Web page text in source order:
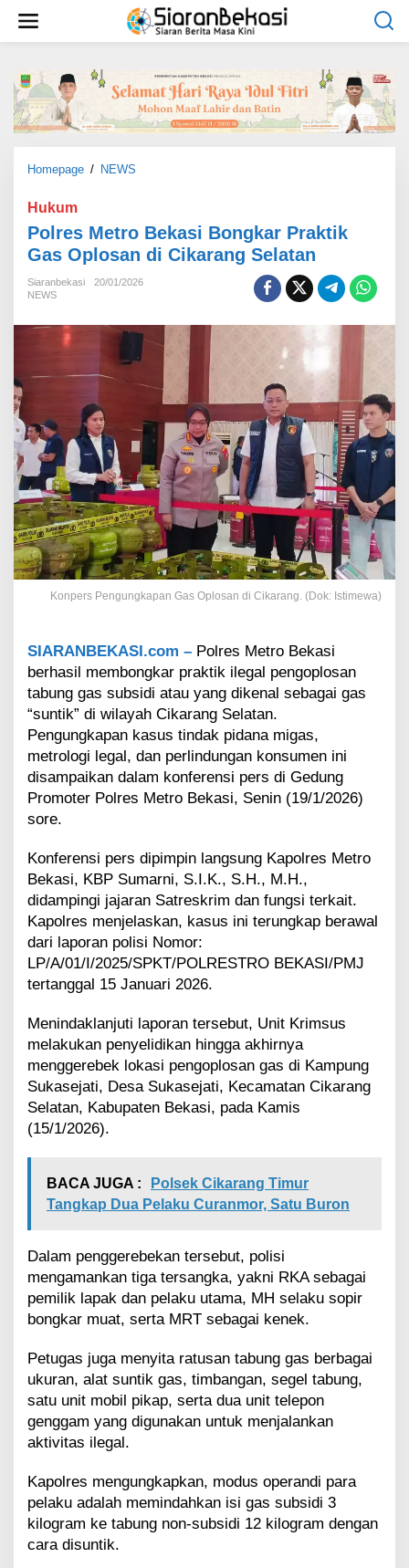
w
Homepage / NEWS
e
s
r
B
s
B
o
n
g
k
a
r
r
t
i
k
G
s
O
p
l
n
d
i
C
k
a
r
n
S
e
l
a
Hukum
Polres Metro Bekasi Bongkar Praktik
Gas Oplosan di Cikarang Selatan
Siaranbekasi
20/01/2026
NEWS
Konpers Pengungkapan Gas Oplosan di Cikarang. (Dok: Istimewa)
SIARANBEKASI.com – Polres Metro Bekasi
berhasil membongkar praktik ilegal pengoplosan
tabung gas subsidi atau yang dikenal sebagai gas
“suntik” di wilayah Cikarang Selatan.
Pengungkapan kasus tindak pidana migas,
metrologi legal, dan perlindungan konsumen ini
disampaikan dalam konferensi pers di Gedung
Promoter Polres Metro Bekasi, Senin (19/1/2026)
sore.
Konferensi pers dipimpin langsung Kapolres Metro
Bekasi, KBP Sumarni, S.I.K., S.H., M.H.,
didampingi jajaran Satreskrim dan fungsi terkait.
Kapolres menjelaskan, kasus ini terungkap berawal
dari laporan polisi Nomor:
LP/A/01/I/2025/SPKT/POLRESTRO BEKASI/PMJ
tertanggal 15 Januari 2026.
Menindaklanjuti laporan tersebut, Unit Krimsus
melakukan penyelidikan hingga akhirnya
menggerebek lokasi pengoplosan gas di Kampung
Sukasejati, Desa Sukasejati, Kecamatan Cikarang
Selatan, Kabupaten Bekasi, pada Kamis
(15/1/2026).
BACA JUGA :
Polsek Cikarang Timur
Tangkap Dua Pelaku Curanmor, Satu Buron
Dalam penggerebekan tersebut, polisi
mengamankan tiga tersangka, yakni RKA sebagai
pemilik lapak dan pelaku utama, MH selaku sopir
bongkar muat, serta MRT sebagai kenek.
Petugas juga menyita ratusan tabung gas berbagai
ukuran, alat suntik gas, timbangan, segel tabung,
satu unit mobil pikap, serta dua unit telepon
genggam yang digunakan untuk menjalankan
aktivitas ilegal.
Kapolres mengungkapkan, modus operandi para
pelaku adalah memindahkan isi gas subsidi 3
kilogram ke tabung non-subsidi 12 kilogram dengan
cara disuntik.